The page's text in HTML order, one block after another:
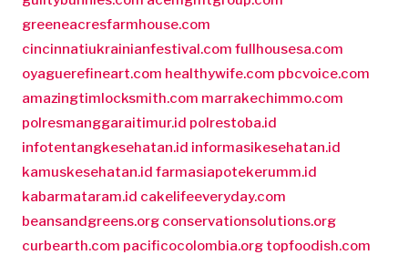
greeneacresfarmhouse.com
cincinnatiukrainianfestival.com fullhousesa.com
oyaguerefineart.com healthywife.com pbcvoice.com
amazingtimlocksmith.com marrakechimmo.com
polresmanggaraitimur.id polrestoba.id
infotentangkesehatan.id informasikesehatan.id
kamuskesehatan.id farmasiapotekerumm.id
kabarmataram.id cakelifeeveryday.com
beansandgreens.org conservationsolutions.org
curbearth.com pacificocolombia.org topfoodish.com